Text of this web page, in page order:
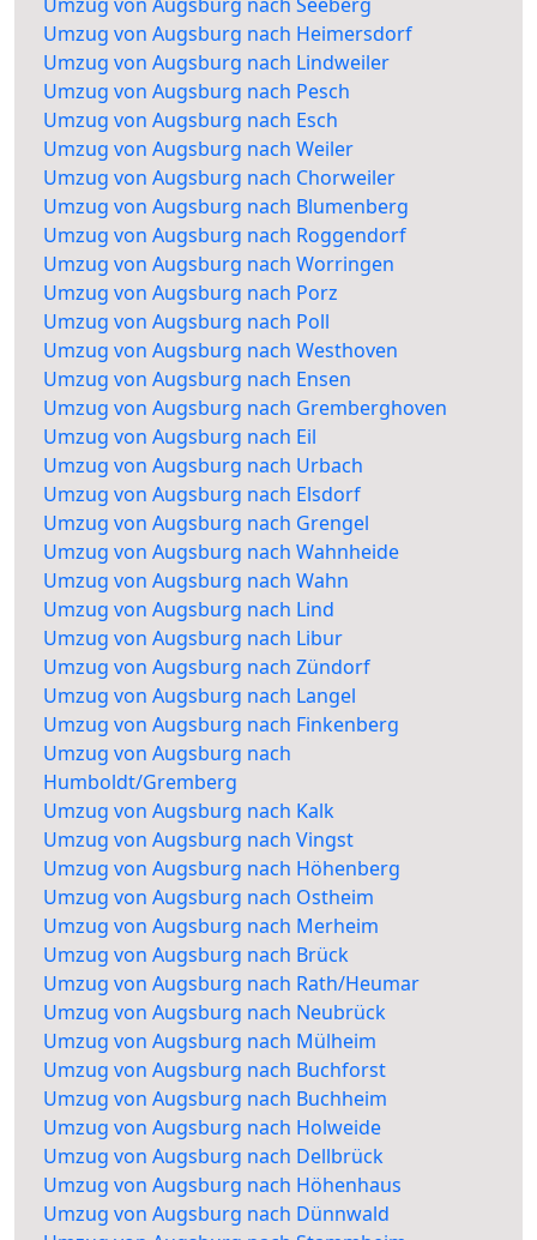
Umzug von Augsburg nach Heimersdorf
Umzug von Augsburg nach Lindweiler
Umzug von Augsburg nach Pesch
Umzug von Augsburg nach Esch
Umzug von Augsburg nach Weiler
Umzug von Augsburg nach Chorweiler
Umzug von Augsburg nach Blumenberg
Umzug von Augsburg nach Roggendorf
Umzug von Augsburg nach Worringen
Umzug von Augsburg nach Porz
Umzug von Augsburg nach Poll
Umzug von Augsburg nach Westhoven
Umzug von Augsburg nach Ensen
Umzug von Augsburg nach Gremberghoven
Umzug von Augsburg nach Eil
Umzug von Augsburg nach Urbach
Umzug von Augsburg nach Elsdorf
Umzug von Augsburg nach Grengel
Umzug von Augsburg nach Wahnheide
Umzug von Augsburg nach Wahn
Umzug von Augsburg nach Lind
Umzug von Augsburg nach Libur
Umzug von Augsburg nach Zündorf
Umzug von Augsburg nach Langel
Umzug von Augsburg nach Finkenberg
Umzug von Augsburg nach
Humboldt/Gremberg
Umzug von Augsburg nach Kalk
Umzug von Augsburg nach Vingst
Umzug von Augsburg nach Höhenberg
Umzug von Augsburg nach Ostheim
Umzug von Augsburg nach Merheim
Umzug von Augsburg nach Brück
Umzug von Augsburg nach Rath/Heumar
Umzug von Augsburg nach Neubrück
Umzug von Augsburg nach Mülheim
Umzug von Augsburg nach Buchforst
Umzug von Augsburg nach Buchheim
Umzug von Augsburg nach Holweide
Umzug von Augsburg nach Dellbrück
Umzug von Augsburg nach Höhenhaus
Umzug von Augsburg nach Dünnwald